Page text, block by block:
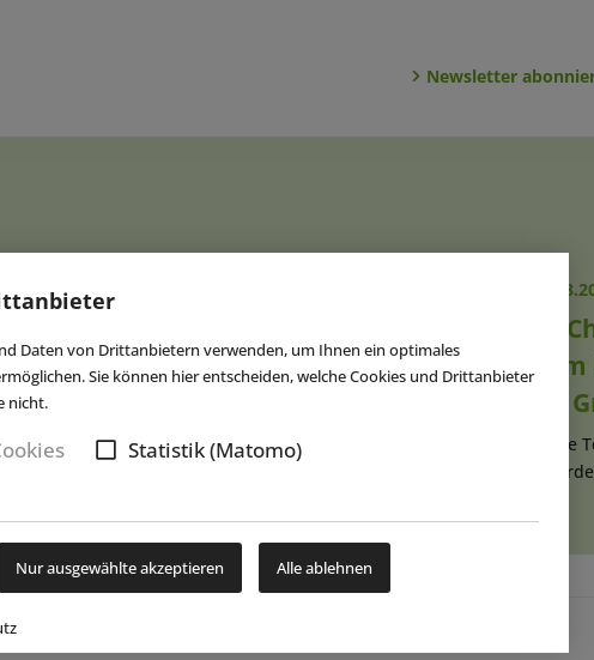
Daten von Drittanbietern verwenden, um Ihnen ein optimales
Sie können hier entscheiden, welche Cookies und Drittanbieter
nicht.
Statistik (Matomo)
Nur ausgewählte akzeptieren Alle ablehnen
Newsletter
NACHRICHTEN
öffnet nach umfassender
Neugestaltung
(eap) Die Herbert Hoover Presidential
TDC ernennt
Fitzgerald
„Experiential
(eap) Die australische
Company (TDC)